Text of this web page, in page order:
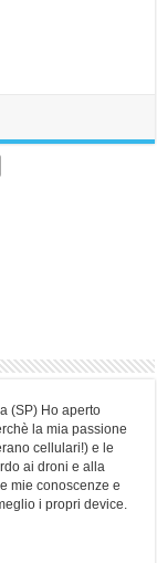
(SP) Ho aperto
la mia passione
cellulari!) e le
ai droni e alla
mie conoscenze e
i propri device.